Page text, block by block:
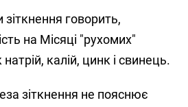
зіткнення говорить,
на Місяці "рухомих"
калій, цинк і свинець.
зіткнення не пояснює